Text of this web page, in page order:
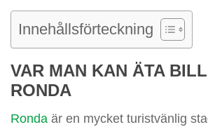
Innehållsförteckning
VAR MAN KAN ÄTA
RONDA
Ronda är en mycket turistvänlig